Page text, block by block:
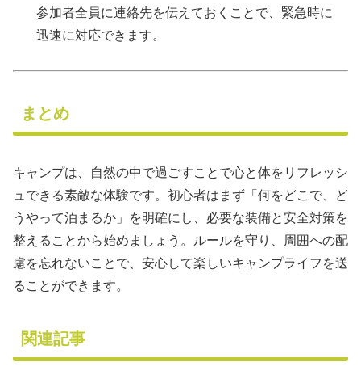
参加者全員に連絡先を伝えておくことで、緊急時に
迅速に対応できます。
まとめ
キャンプは、自然の中で過ごすことで心と体をリフレッシ
ュできる素敵な体験です。初心者はまず「何をどこで、ど
うやって泊まるか」を明確にし、必要な装備と安全対策を
整えることから始めましょう。ルールを守り、周囲への配
慮を忘れないことで、安心して楽しいキャンプライフを送
ることができます。
関連記事